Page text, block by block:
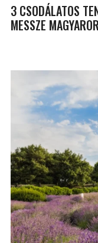
3 CSODÁLATOS
MESSZE